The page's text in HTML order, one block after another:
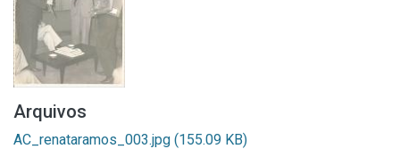
Arquivos
AC_renataramos_003.jpg (155.09 KB)